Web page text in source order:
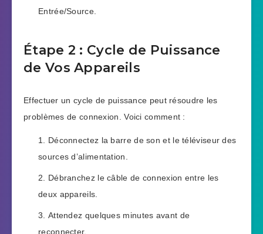
Entrée/Source.
Étape 2 : Cycle de Puissance
de Vos Appareils
Effectuer un cycle de puissance peut résoudre les
problèmes de connexion. Voici comment :
Déconnectez la barre de son et le téléviseur des
sources d’alimentation.
Débranchez le câble de connexion entre les
deux appareils.
Attendez quelques minutes avant de
reconnecter.